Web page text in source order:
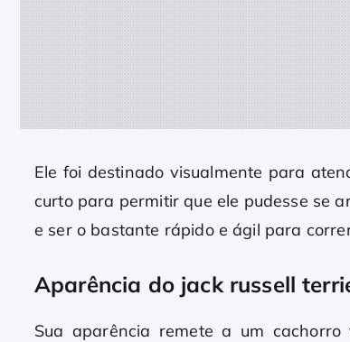
Ele foi destinado visualmente para
curto para permitir que ele pudesse se
e ser o bastante rápido e ágil para
Aparência do jack russell
Sua aparência remete a um